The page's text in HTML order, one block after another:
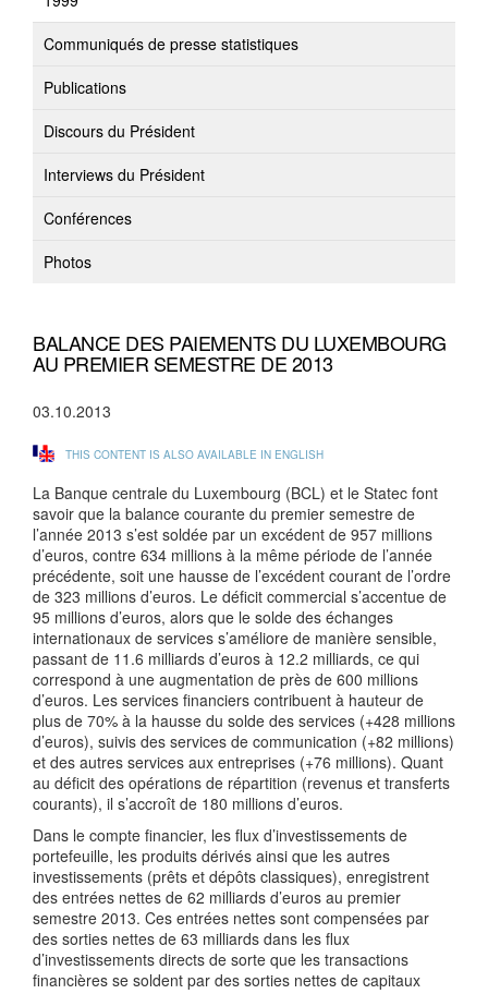
Communiqués de presse statistiques
Publications
Discours du Président
Interviews du Président
Conférences
Photos
BALANCE DES PAIEMENTS DU LUXEMBOURG
AU PREMIER SEMESTRE DE 2013
03.10.2013
THIS CONTENT IS ALSO AVAILABLE IN ENGLISH
La Banque centrale du Luxembourg (BCL) et le Statec font
savoir que la balance courante du premier semestre de
l’année 2013 s’est soldée par un excédent de 957 millions
d’euros, contre 634 millions à la même période de l’année
précédente, soit une hausse de l’excédent courant de l’ordre
de 323 millions d’euros. Le déficit commercial s’accentue de
95 millions d’euros, alors que le solde des échanges
internationaux de services s’améliore de manière sensible,
passant de 11.6 milliards d’euros à 12.2 milliards, ce qui
correspond à une augmentation de près de 600 millions
d’euros. Les services financiers contribuent à hauteur de
plus de 70% à la hausse du solde des services (+428 millions
d’euros), suivis des services de communication (+82 millions)
et des autres services aux entreprises (+76 millions). Quant
au déficit des opérations de répartition (revenus et transferts
courants), il s’accroît de 180 millions d’euros.
Dans le compte financier, les flux d’investissements de
portefeuille, les produits dérivés ainsi que les autres
investissements (prêts et dépôts classiques), enregistrent
des entrées nettes de 62 milliards d’euros au premier
semestre 2013. Ces entrées nettes sont compensées par
des sorties nettes de 63 milliards dans les flux
d’investissements directs de sorte que les transactions
financières se soldent par des sorties nettes de capitaux